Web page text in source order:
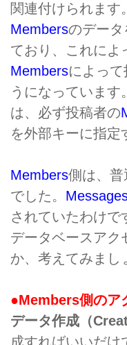
関連付けられます。
Membersのデー
ており、これによ
Membersによっ
うになっています。
は、必ず投稿者の
を外部キーに指定
Members側は、普
でした。
されていたわけで
データベースアク
か、考えてみまし
●Members側のア
データ作成（
成すればいいだけ